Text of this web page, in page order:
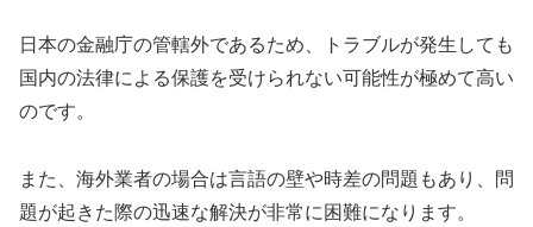
日本の金融庁の管轄外であるため、トラブルが発生しても
国内の法律による保護を受けられない可能性が極めて高い
のです。
また、海外業者の場合は言語の壁や時差の問題もあり、問
題が起きた際の迅速な解決が非常に困難になります。